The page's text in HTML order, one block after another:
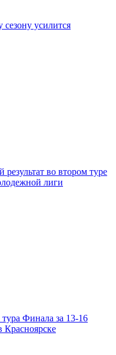
усилится
результат во втором туре
лиги
тура Финала за 13-16